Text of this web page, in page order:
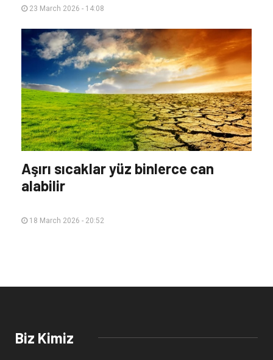
23 March 2026 - 14:08
Aşırı sıcaklar yüz binlerce can
alabilir
18 March 2026 - 20:52
Biz Kimiz